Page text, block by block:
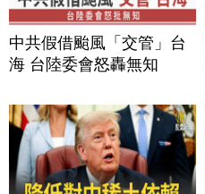
中共假借颱風「交管」台
海 台陸委會怒轟無知